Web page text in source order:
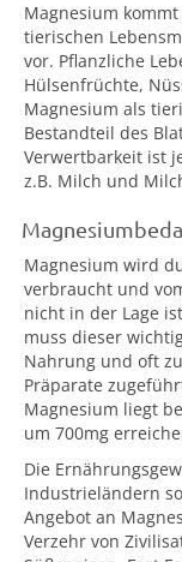
Magnesium
tierischen
vor. Pflanzliche
Hülsenfrüchte,
Magnesium als
Bestandteil des
Verwertbarkeit ist
z.B. Milch und
Magnesium wird
verbraucht und
nicht in der Lage
muss dieser
Nahrung und oft
Präparate
Magnesium liegt
um 700mg
Die
Industrieländern
Angebot an
Verzehr von